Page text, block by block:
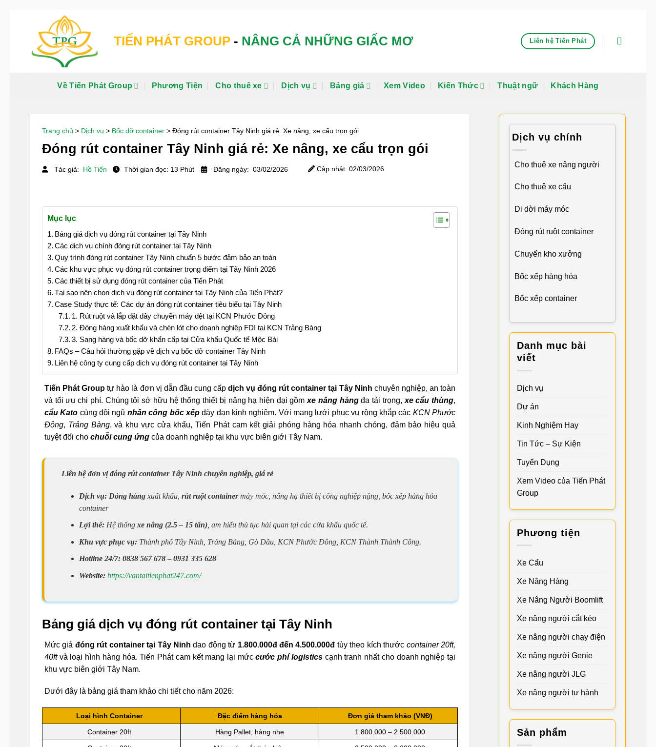
TIẾN PHÁT GROUP - NÂNG CẢ NHỮNG GIẤC MƠ Liên hệ Tiến Phát
Về Tiến Phát Group Phương Tiện Cho thuê xe Dịch vụ Bảng giá Xem Video Kiến Thức Thuật ngữ Khách Hàng
Trang chủ > Dịch vụ > Bốc dỡ container > Đóng rút container Tây Ninh giá rẻ: Xe nâng, xe cẩu trọn gói
Đóng rút container Tây Ninh giá rẻ: Xe nâng, xe cẩu trọn gói
Tác giả: Hồ Tiến Thời gian đọc: 13 Phút Đăng ngày: 03/02/2026 Cập nhật: 02/03/2026
Mục lục
Bảng giá dịch vụ đóng rút container tại Tây Ninh
Các dịch vụ chính đóng rút container tại Tây Ninh
Quy trình đóng rút container Tây Ninh chuẩn 5 bước đảm bảo an toàn
Các khu vực phục vụ đóng rút container trọng điểm tại Tây Ninh 2026
Các thiết bị sử dụng đóng rút container của Tiến Phát
Tại sao nên chọn dịch vụ đóng rút container tại Tây Ninh của Tiến Phát?
Case Study thực tế: Các dự án đóng rút container tiêu biểu tại Tây Ninh
1. Rút ruột và lắp đặt dây chuyền máy dệt tại KCN Phước Đông
2. Đóng hàng xuất khẩu và chèn lót cho doanh nghiệp FDI tại KCN Trảng Bàng
3. Sang hàng và bốc dỡ khẩn cấp tại Cửa khẩu Quốc tế Mộc Bài
FAQs – Câu hỏi thường gặp về dịch vụ bốc dỡ container Tây Ninh
Liên hệ công ty cung cấp dịch vụ đóng rút container tại Tây Ninh
Tiến Phát Group tự hào là đơn vị dẫn đầu cung cấpdịch vụ đóng rút container tại Tây Ninh chuyên nghiệp, an toàn
và tối ưu chi phí. Chúng tôi sở hữu hệ thống thiết bị nâng hạ hiện đại gồmxe nâng hàngđa tải trọng, xe cẩu thùng,
cẩu Kato cùng đội ngũ nhân công bốc xếpdày dạn kinh nghiệm. Với mạng lưới phục vụ rộng khắp các KCN Phước
Đông, Trảng Bàng, và khu vực cửa khẩu, Tiến Phát cam kết giải phóng hàng hóa nhanh chóng, đảm bảo hiệu quả
tuyệt đối cho chuỗi cung ứng của doanh nghiệp tại khu vực biên giới Tây Nam.
Liên hệ đơn vị đóng rút container Tây Ninh chuyên nghiệp, giá rẻ
Dịch vụ: Đóng hàng xuất khẩu, rút ruột containermáy móc, nâng hạ thiết bị công nghiệp nặng, bốc xếp hàng hóa
container
Lợi thế:Hệ thống xe nâng (2.5 – 15 tấn), am hiểu thủ tục hải quan tại các cửa khẩu quốc tế.
Khu vực phục vụ:Thành phố Tây Ninh, Trảng Bàng, Gò Dầu, KCN Phước Đông, KCN Thành Thành Công.
Hotline 24/7: 0838 567 678– 0931 335 628
Website: https://vantaitienphat247.com/
Bảng giá dịch vụ đóng rút container tại Tây Ninh
Mức giá đóng rút container tại Tây Ninh dao động từ 1.800.000đ đến 4.500.000đ tùy theo kích thước container 20ft,
40ft và loại hình hàng hóa. Tiến Phát cam kết mang lại mứccước phí logisticscạnh tranh nhất cho doanh nghiệp tại
khu vực biên giới Tây Nam.
Dưới đây là bảng giá tham khảo chi tiết cho năm 2026:
Loại hình Container Đặc điểm hàng hóa Đơn giá tham khảo (VNĐ)
Container 20ft Hàng Pallet, hàng nhẹ 1.800.000 – 2.500.000
Dịch vụ chính
Cho thuê xe nâng người
Cho thuê xe cẩu
Di dời máy móc
Đóng rút ruột container
Chuyển kho xưởng
Bốc xếp hàng hóa
Bốc xếp container
Danh mục bài
viết
Dịch vụ
Dự án
Kinh Nghiệm Hay
Tin Tức – Sự Kiện
Tuyển Dụng
Xem Video của Tiến Phát
Group
Phương tiện
Xe Cẩu
Xe Nâng Hàng
Xe Nâng Người Boomlift
Xe nâng người cắt kéo
Xe nâng người chạy điện
Xe nâng người Genie
Xe nâng người JLG
Xe nâng người tự hành
Sản phẩm